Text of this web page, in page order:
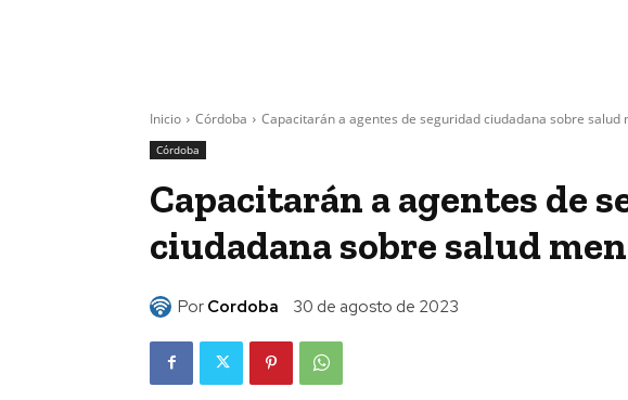
Inicio Córdoba Capacitarán a agentes de seguridad ciudadana sobre salud
Córdoba
Capacitarán a agentes de
ciudadana sobre salud
Por Cordoba 30 de agosto de 2023